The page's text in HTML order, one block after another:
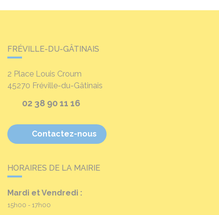
FRÉVILLE-DU-GÂTINAIS
2 Place Louis Croum
45270 Fréville-du-Gâtinais
02 38 90 11 16
Contactez-nous
HORAIRES DE LA MAIRIE
Mardi et Vendredi :
15h00 - 17h00